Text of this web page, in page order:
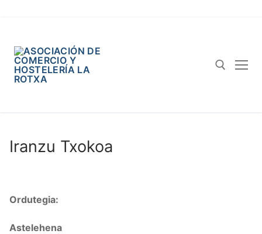
Iranzu Txokoa
Ordutegia:
Astelehena